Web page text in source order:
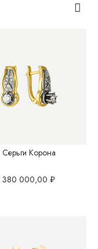
Серьги Корона
380 000,00 ₽